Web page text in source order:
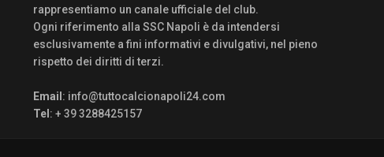
rappresentiamo un canale ufficiale del club.
Ogni riferimento alla SSC Napoli è da intendersi
esclusivamente a fini informativi e divulgativi, nel pieno
rispetto dei diritti di terzi.
Email : info@tuttocalcionapoli24.com
Tel : + 39 3288425157